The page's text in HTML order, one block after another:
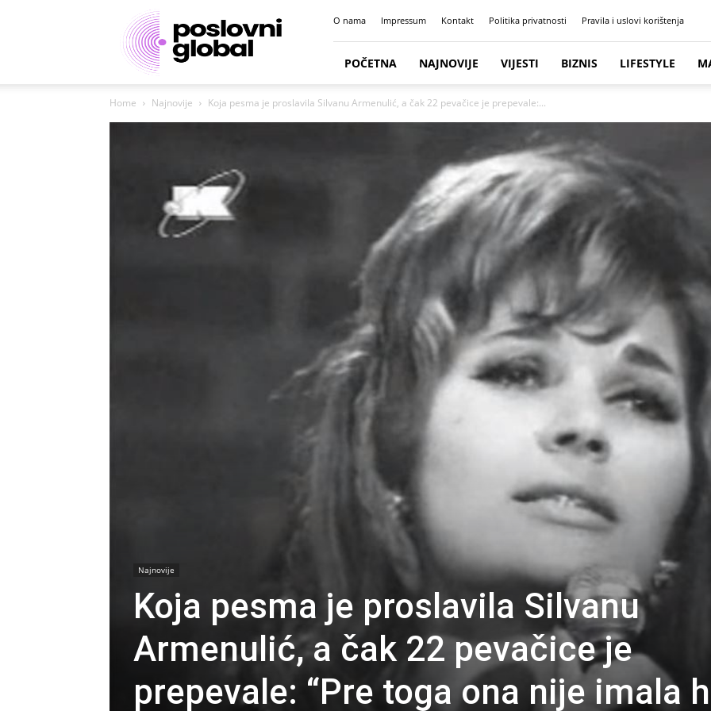
Poslovni
portal
O nama Impressum Kontakt Politika privatnosti Pravila i uslovi korištenja
POČETNA NAJNOVIJE VIJESTI BIZNIS LIFESTYLE
Home Najnovije Koja pesma je proslavila Silvanu Armenulić, a čak 22 pevačice je prepevale:...
Najnovije
Koja pesma je proslavila Silvanu
Armenulić, a čak 22 pevačice je
prepevale: “Pre toga ona nije imala